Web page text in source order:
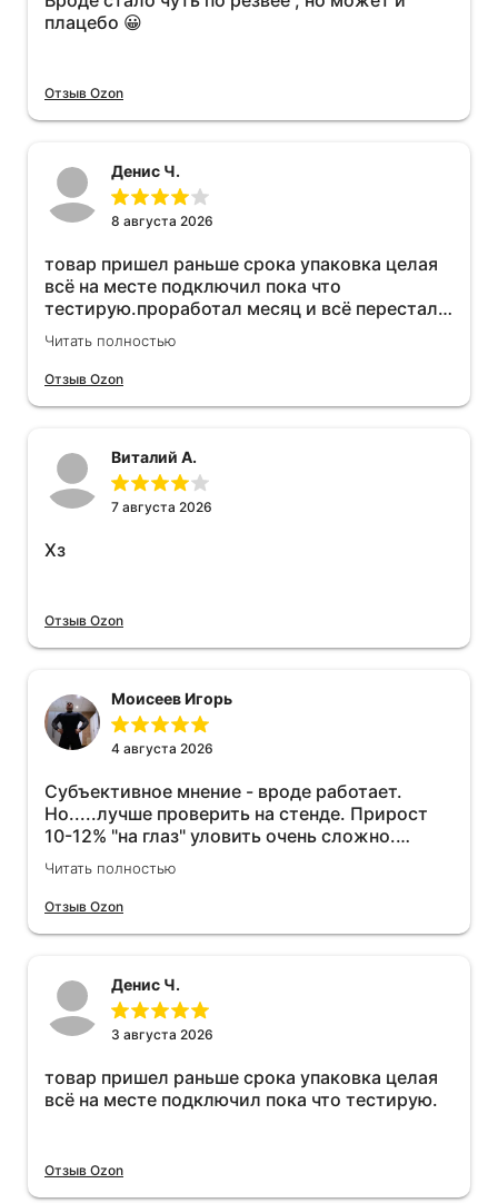
плацебо 😀
Отзыв Ozon
Денис Ч.
8 августа 2026
товар пришел раньше срока упаковка целая
всё на месте подключил пока что
тестирую.проработал месяц и всё перестал
работать прибавился расход топлива , очень
жаль деньги на ветер
Читать полностью
Отзыв Ozon
Виталий А.
7 августа 2026
Хз
Отзыв Ozon
Моисеев Игорь
4 августа 2026
Субъективное мнение - вроде работает.
Но.....лучше проверить на стенде. Прирост
10-12% "на глаз" уловить очень сложно.
Покатаюсь, потом отключу и посмотрю, что
будет 😁.
Читать полностью
Отзыв Ozon
Денис Ч.
3 августа 2026
товар пришел раньше срока упаковка целая
всё на месте подключил пока что тестирую.
Отзыв Ozon